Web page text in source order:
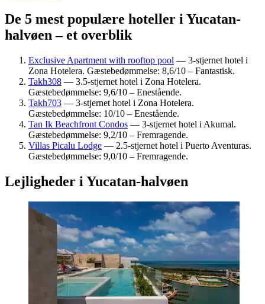
De 5 mest populære hoteller i Yucatan-
halvøen – et overblik
Exclusive Apartment with rooftop pool — 3-stjernet hotel i
Zona Hotelera. Gæstebedømmelse: 8,6/10 – Fantastisk.
Takh308 — 3.5-stjernet hotel i Zona Hotelera.
Gæstebedømmelse: 9,6/10 – Enestående.
Takh703 — 3-stjernet hotel i Zona Hotelera.
Gæstebedømmelse: 10/10 – Enestående.
Tan Ik Beachfront Condos — 3-stjernet hotel i Akumal.
Gæstebedømmelse: 9,2/10 – Fremragende.
Villas Picalu Lodge — 2.5-stjernet hotel i Puerto Aventuras.
Gæstebedømmelse: 9,0/10 – Fremragende.
Lejligheder i Yucatan-halvøen